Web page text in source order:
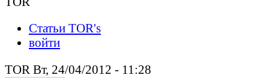
Статьи TOR's
войти
TOR Вт, 24/04/2012 - 11:28